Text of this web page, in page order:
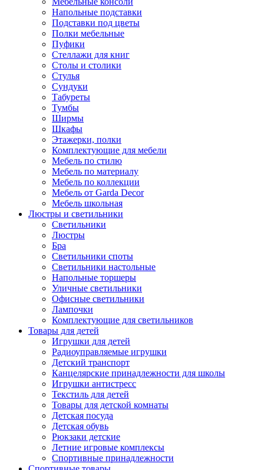
Напольные подставки
Подставки под цветы
Полки мебельные
Пуфики
Стеллажи для книг
Столы и столики
Стулья
Сундуки
Табуреты
Тумбы
Ширмы
Шкафы
Этажерки, полки
Комплектующие для мебели
Мебель по стилю
Мебель по материалу
Мебель по коллекции
Мебель от Garda Decor
Мебель школьная
Люстры и светильники
Светильники
Люстры
Бра
Светильники споты
Светильники настольные
Напольные торшеры
Уличные светильники
Офисные светильники
Лампочки
Комплектующие для светильников
Товары для детей
Игрушки для детей
Радиоуправляемые игрушки
Детский транспорт
Канцелярские принадлежности для школы
Игрушки антистресс
Текстиль для детей
Товары для детской комнаты
Детская посуда
Детская обувь
Рюкзаки детские
Летние игровые комплексы
Спортивные принадлежности